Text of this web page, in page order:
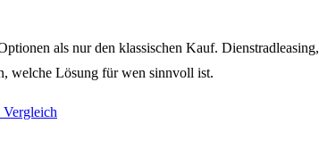
als nur den klassischen Kauf.
welche Lösung für wen sinnvoll ist.